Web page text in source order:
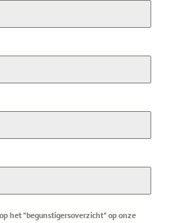
het "begunstigersoverzicht" op onze